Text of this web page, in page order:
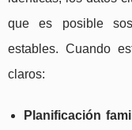
que es posible
estables. Cuando
claros:
Planificación